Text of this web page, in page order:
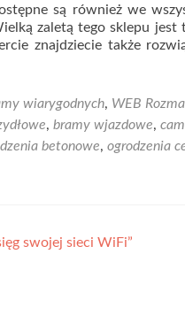
są również we
zaletą tego sklepu
znajdziecie także
wiarygodnych, WEB
, bramy wjazdowe,
betonowe, ogrodzenia
swojej sieci WiFi”